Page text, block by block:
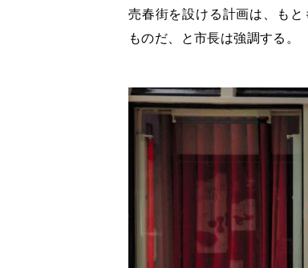
売春街を設ける計画は、も
ものだ、と市長は強調する。